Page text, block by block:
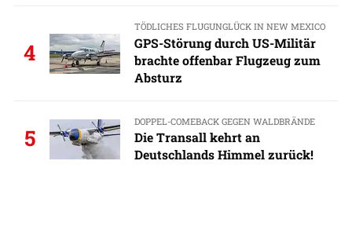
4
TÖDLICHES FLUGUNGLÜCK IN NEW MEXICO
GPS-Störung durch US-Militär
brachte offenbar Flugzeug zum
Absturz
5
DOPPEL-COMEBACK GEGEN WALDBRÄNDE
Die Transall kehrt an
Deutschlands Himmel zurück!